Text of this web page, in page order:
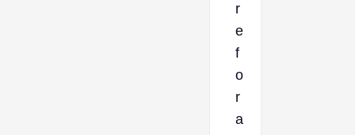
r
e
f
o
r
a